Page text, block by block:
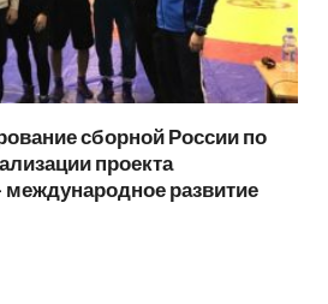
сборной России по
проекта
развитие